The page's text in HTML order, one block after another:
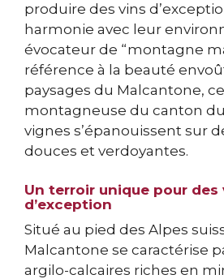
produire des vins
harmonie avec leur
évocateur de “montagne
référence à la beauté
paysages du Malcantone,
montagneuse du canton
vignes s’épanouissent sur
douces et verdoyantes.
Un terroir unique pour des
d’exception
Situé au pied des Alpes
Malcantone se caractérise
argilo-calcaires riches en